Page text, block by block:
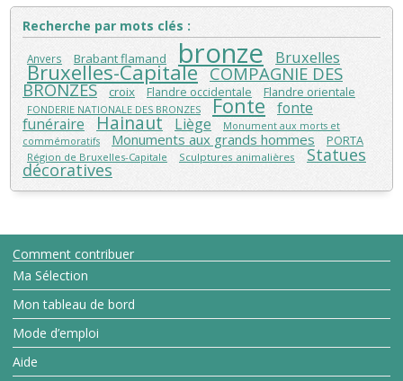
Recherche par mots clés :
Anvers Brabant flamand bronze Bruxelles
Bruxelles-Capitale COMPAGNIE DES
BRONZES croix Flandre occidentale Flandre orientale
FONDERIE NATIONALE DES BRONZES Fonte fonte
funéraire
Hainaut Liège
Monument aux morts et
commémoratifs
Monuments aux grands hommes PORTA
Région de Bruxelles-Capitale Sculptures animalières Statues
décoratives
Comment contribuer
Ma Sélection
Mon tableau de bord
Mode d’emploi
Aide